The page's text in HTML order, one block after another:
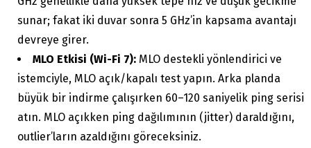
sunar; fakat iki duvar sonra 5 GHz’in kapsama avantajı
devreye girer.
MLO Etkisi (Wi-Fi 7): MLO destekli yönlendirici ve
istemciyle, MLO açık/kapalı test yapın. Arka planda
büyük bir indirme çalışırken 60–120 saniyelik ping serisi
atın. MLO açıkken ping dağılımının (jitter) daraldığını,
outlier’ların azaldığını göreceksiniz.